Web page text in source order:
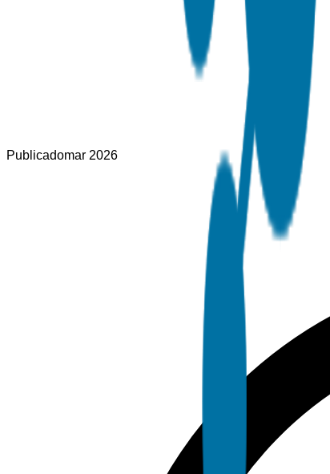
Publicadomar 2026